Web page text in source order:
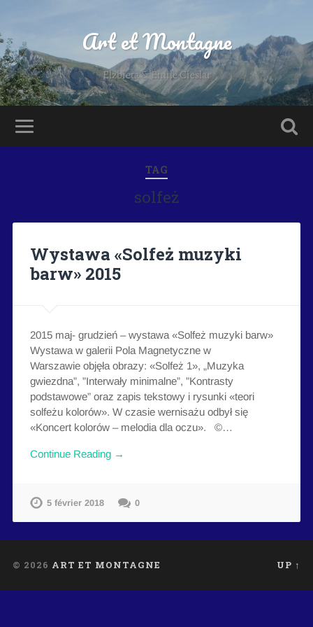
Art et Montagne
Elzbieta & Emile Cieslar
TAG
solfeż
Wystawa «Solfeż muzyki
barw» 2015
2015 maj- grudzień – wystawa «Solfeż muzyki barw»
Wystawa w galerii Pola Magnetyczne w
Warszawie objęła obrazy: «Solfeż 1», „Muzyka
gwiezdna”, ”Interwały minimalne”, ”Kontrasty
podstawowe” oraz zapis tekstowy i rysunki «teori
solfeżu kolorów». W czasie wernisażu odbył się
«Koncert kolorów – melodia dla oczu». ©…
Continue Reading →
5 février 2018 0
© 2026 ART ET MONTAGNE UP ↑